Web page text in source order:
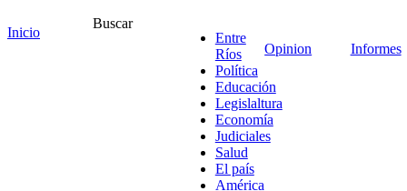
Inicio
Buscar
Entre
Ríos
Política
Educación
Legislaltura
Economía
Judiciales
Salud
El país
América
Opinion Informes
¡Ponete en contacto!
Escribe aquí abajo lo que desees buscar
Buscar